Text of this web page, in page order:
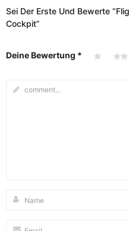
Sei Der Erste Und Bewerte
Cockpit”
Deine Bewertung *